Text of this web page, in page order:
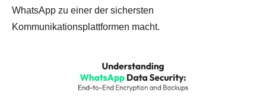
WhatsApp zu einer der sichersten
Kommunikationsplattformen macht.